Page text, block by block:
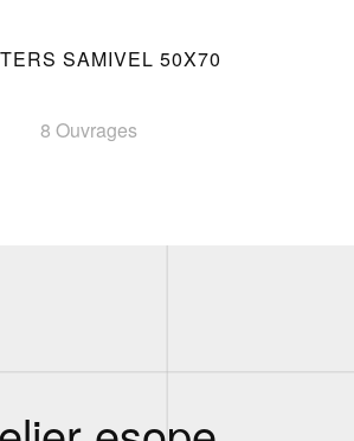
SAMIVEL 50X70
8 Ouvrages